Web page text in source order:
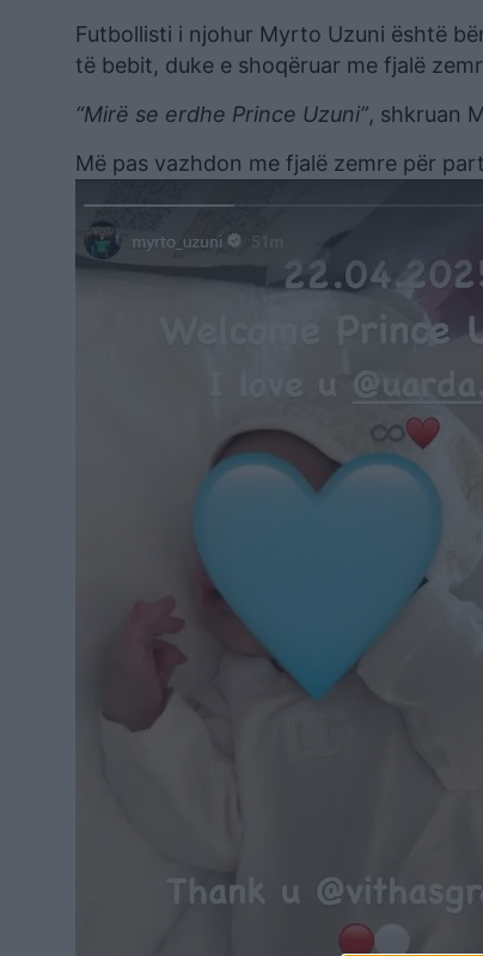
Futbollisti i njohur Myrto Uzuni është
të bebit, duke e shoqëruar me fjalë
“Mirë se erdhe Prince Uzuni”, shkruan
Më pas vazhdon me fjalë zemre për